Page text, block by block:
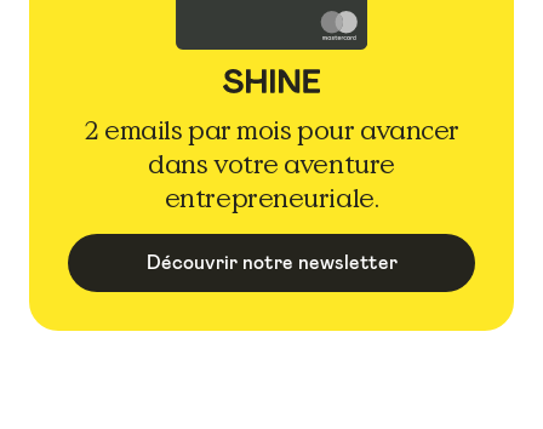
2 emails par mois pour avancer
dans votre aventure
entrepreneuriale.
Découvrir notre newsletter